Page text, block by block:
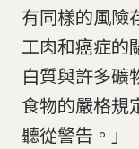
有同樣的風險
工肉和癌症的
白質與許多礦
食物的嚴格規
聽從警告。」